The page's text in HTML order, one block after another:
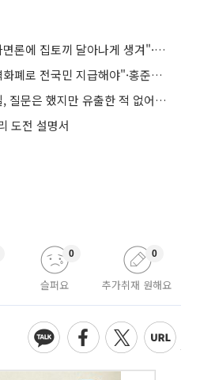
안민석 "박근혜·이명박 사면론에 집토끼 달아나게 생겨"·이재오 "반성 조건 사면, 시중 잡범에나 하는 얘기" 外
이재명 "재난지원금, 지역화폐로 전국민 지급해야"·홍준표 "코로나 검사·백신·치료 모두 무상제공 특별법 발의" 外
남인순 "박원순 피소 사실, 질문은 했지만 유출한 적 없어"·고민정 "코로나 사망자 수 적은 한국, 백신 확보 늦은 것 아냐" 外
도전 설명서
슬퍼요
0
추가취재 원해요
0